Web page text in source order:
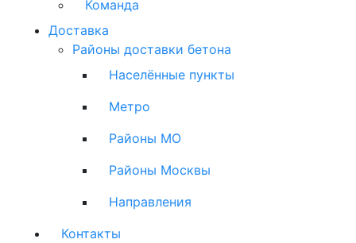
Команда
Доставка
Районы доставки бетона
Населённые пункты
Метро
Районы МО
Районы Москвы
Направления
Контакты